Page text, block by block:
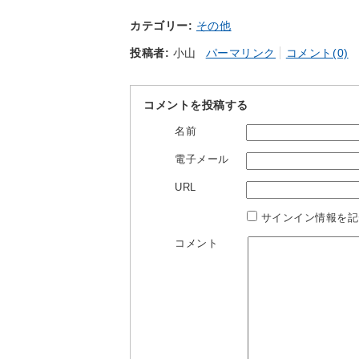
カテゴリー その他
投稿者 小山 パーマリンク コメント(0)
コメントを投稿する
名前
電子メール
URL
サインイン情報を
コメント